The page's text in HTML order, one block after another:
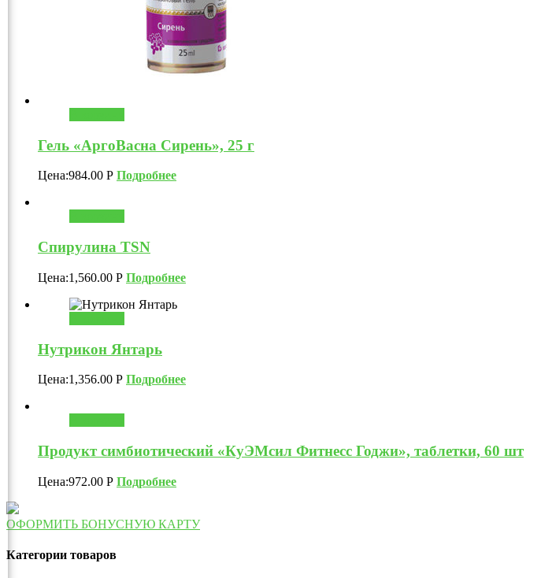
Гель «АргоВасна Сирень», 25 г
Цена:984.00 Р Подробнее
Спирулина TSN
Цена:1,560.00 Р Подробнее
Нутрикон Янтарь
Цена:1,356.00 Р Подробнее
Продукт симбиотический «КуЭМсил Фитнесс Годжи», таблетки, 60 шт
Цена:972.00 Р Подробнее
ОФОРМИТЬ БОНУСНУЮ КАРТУ
Категории товаров